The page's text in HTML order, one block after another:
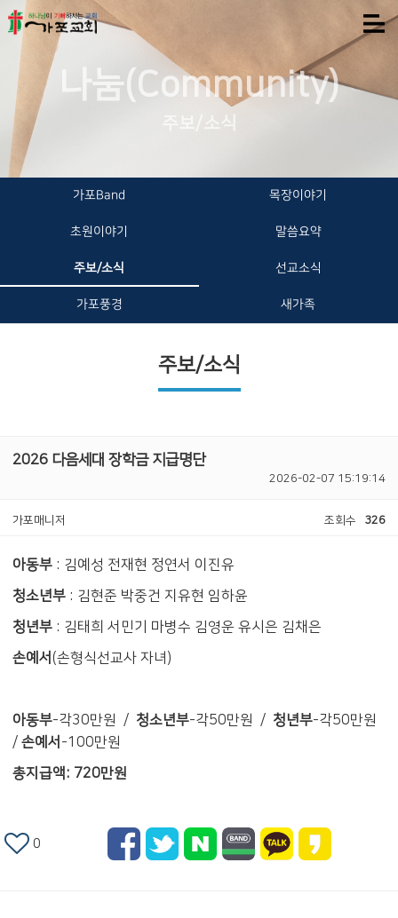
나눔(Community)
주보/소식
가포Band 목장이야기
초원이야기 말씀요약
주보/소식 선교소식
가포풍경 새가족
주보/소식
2026 다음세대 장학금 지급명단
2026-02-07 15:19:14
가포매니저 조회수 326
아동부 : 김예성 전재현 정연서 이진유
청소년부 : 김현준 박중건 지유현 임하윤
청년부 : 김태희 서민기 마병수 김영운 유시은 김채은
손예서 (손형식선교사 자녀)
아동부-각30만원 / 청소년부-각50만원 / 청년부-각50만원
/ 손예서 -100만원
총지급액: 720만원
0